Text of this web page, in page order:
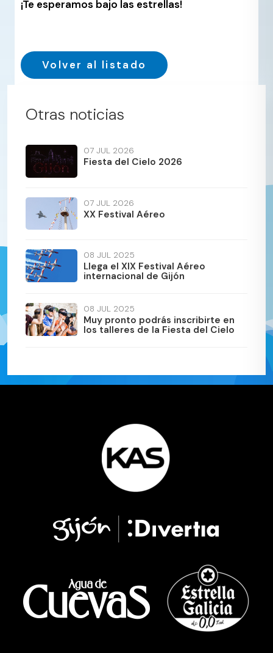
¡Te esperamos bajo las estrellas!
Volver al listado
Otras noticias
07 JUL 2026
Fiesta del Cielo 2026
07 JUL 2026
XX Festival Aéreo
08 JUL 2025
Llega el XIX Festival Aéreo
internacional de Gijón
08 JUL 2025
Muy pronto podrás inscribirte en
los talleres de la Fiesta del Cielo